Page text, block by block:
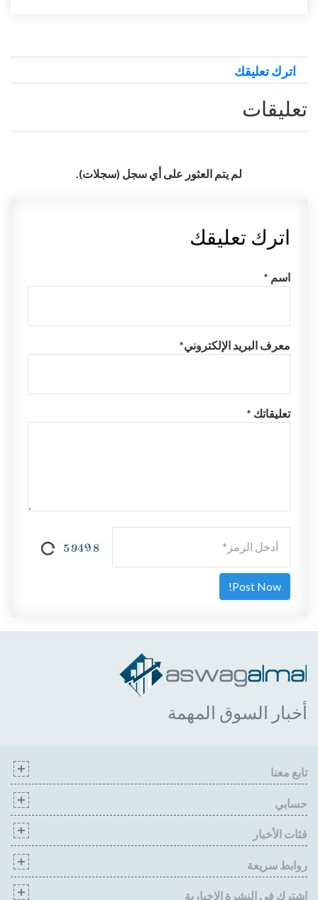
اترك تعليقك
تعليقات
لم يتم العثور على أي سجل (سجلات).
اترك تعليقك
اسم *
معرف البريد الإلكتروني*
تعليقاتك *
أخبار السوق المهمة
تابع معنا
حسابي
فئات الأخبار
روابط سريعة
اشترك في النشرة الإخبارية